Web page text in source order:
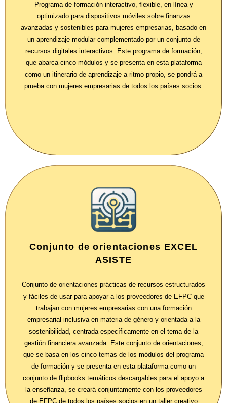
Programa de formación interactivo, flexible, en línea y
optimizado para dispositivos móviles sobre finanzas
avanzadas y sostenibles para mujeres empresarias, basado en
un aprendizaje modular complementado por un conjunto de
recursos digitales interactivos. Este programa de formación,
que abarca cinco módulos y se presenta en esta plataforma
como un itinerario de aprendizaje a ritmo propio, se pondrá a
prueba con mujeres empresarias de todos los países socios.
Conjunto de orientaciones EXCEL
ASISTE
Conjunto de orientaciones prácticas de recursos estructurados
y fáciles de usar para apoyar a los proveedores de EFPC que
trabajan con mujeres empresarias con una formación
empresarial inclusiva en materia de género y orientada a la
sostenibilidad, centrada específicamente en el tema de la
gestión financiera avanzada. Este conjunto de orientaciones,
que se basa en los cinco temas de los módulos del programa
de formación y se presenta en esta plataforma como un
conjunto de flipbooks temáticos descargables para el apoyo a
la enseñanza, se creará conjuntamente con los proveedores
de EFPC de todos los países socios en un taller creativo